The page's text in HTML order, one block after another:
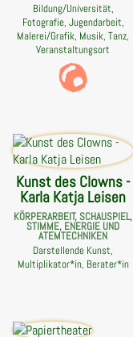
Bildung/Universität,
Fotografie, Jugendarbeit,
Malerei/Grafik, Musik, Tanz,
Veranstaltungsort
Kunst des Clowns -
Karla Katja Leisen
KÖRPERARBEIT, SCHAUSPIEL,
STIMME, ENERGIE UND
ATEMTECHNIKEN
Darstellende Kunst,
Multiplikator*in, Berater*in